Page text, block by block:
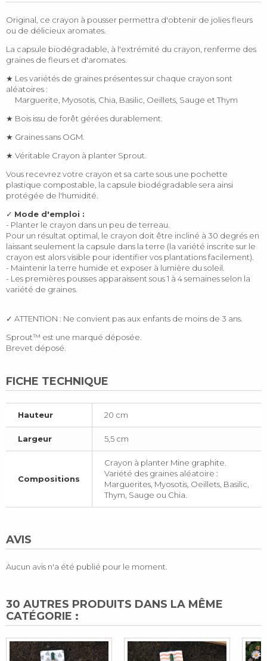
Original, ce crayon à pousser permettra d'obtenir de jolies fleurs
ou de délicieux aromates.
La capsule biodégradable, à l'extrémité du crayon, renferme des
graines de fleurs et d'aromates.
★ Les variétés de graines présentes sur chaque crayon sont
aléatoires :
Marguerite, Myosotis, Chia, Basilic, Oeillets, Sauge et Thym
★ Bois issu de forêt gérées durablement.
★ Graines sans OGM.
★ Véritable Crayon à planter Sprout.
Vous recevrez votre crayon et sa carte sous une pochette
plastique compostable, la capsule biodégradable sera ainsi
protégée de l'humidité.
✓ Mode d'emploi :
- Planter le crayon dans un peu de terreau.
Pour un résultat optimal, le crayon doit être incliné à 30 degrés en
laissant seulement la capsule dans la terre (la variété inscrite sur le
crayon est alors visible pour identifier vos plantations facilement).
- Maintenir la terre humide et exposer à lumière du soleil.
- Les premières pousses apparaissent sous 1 à 4 semaines selon la
variété de graines.
✓ ATTENTION : Ne convient pas aux enfants de moins de 3 ans.
Sprout™ est une marqué déposée.
Brevet déposé.
FICHE TECHNIQUE
Hauteur 20 cm
Largeur 5,5 cm
Compositions
Crayon à planter Mine graphite.
Variété des graines aléatoire :
Marguerites, Myosotis, Oeillets, Basilic,
Thym, Sauge ou Chia.
AVIS
Aucun avis n'a été publié pour le moment.
30 AUTRES PRODUITS DANS LA MÊME
CATÉGORIE :